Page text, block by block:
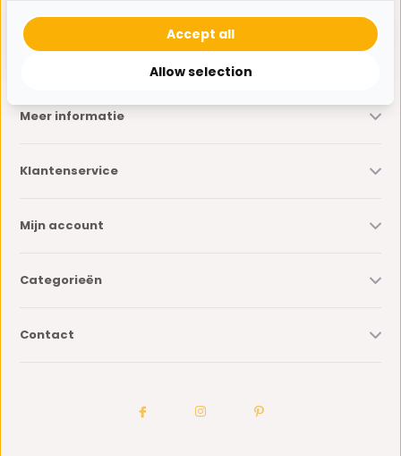
* Lees hier de wettelijke beperkingen
Meer informatie
Klantenservice
Mijn account
Categorieën
Contact
Allow selection
Accept all